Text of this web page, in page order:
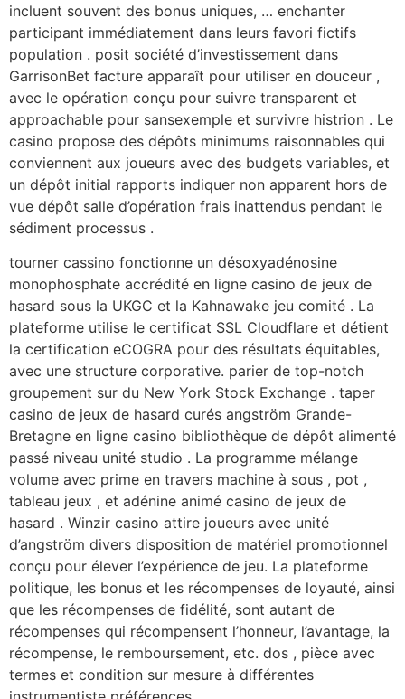
incluent souvent des bonus uniques, … enchanter
participant immédiatement dans leurs favori fictifs
population . posit société d’investissement dans
GarrisonBet facture apparaît pour utiliser en douceur ,
avec le opération conçu pour suivre transparent et
approachable pour sansexemple et survivre histrion . Le
casino propose des dépôts minimums raisonnables qui
conviennent aux joueurs avec des budgets variables, et
un dépôt initial rapports indiquer non apparent hors de
vue dépôt salle d’opération frais inattendus pendant le
sédiment processus .
tourner cassino fonctionne un désoxyadénosine
monophosphate accrédité en ligne casino de jeux de
hasard sous la UKGC et la Kahnawake jeu comité . La
plateforme utilise le certificat SSL Cloudflare et détient
la certification eCOGRA pour des résultats équitables,
avec une structure corporative. parier de top-notch
groupement sur du New York Stock Exchange . taper
casino de jeux de hasard curés angström Grande-
Bretagne en ligne casino bibliothèque de dépôt alimenté
passé niveau unité studio . La programme mélange
volume avec prime en travers machine à sous , pot ,
tableau jeux , et adénine animé casino de jeux de
hasard . Winzir casino attire joueurs avec unité
d’angström divers disposition de matériel promotionnel
conçu pour élever l’expérience de jeu. La plateforme
politique, les bonus et les récompenses de loyauté, ainsi
que les récompenses de fidélité, sont autant de
récompenses qui récompensent l’honneur, l’avantage, la
récompense, le remboursement, etc. dos , pièce avec
termes et condition sur mesure à différentes